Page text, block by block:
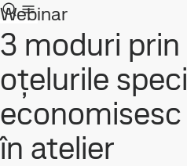
Webinar
3 moduri
oțelurile
în atelier